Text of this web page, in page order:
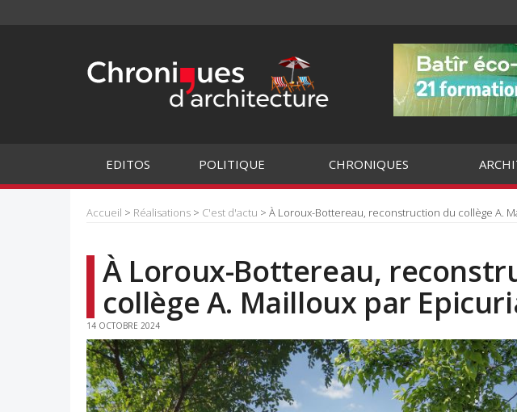
EDITOS POLITIQUE CHRONIQUES
Accueil > Réalisations > C'est d'actu > À Loroux-Bottereau, reconstruction du collège A.
À Loroux-Bottereau,
collège A. Mailloux par
14 OCTOBRE 2024